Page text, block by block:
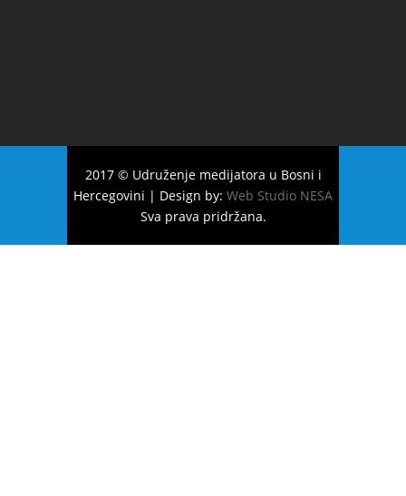
2017 © Udruženje medijatora u Bosni i
Hercegovini | Design by: Web Studio NESA
Sva prava pridržana.